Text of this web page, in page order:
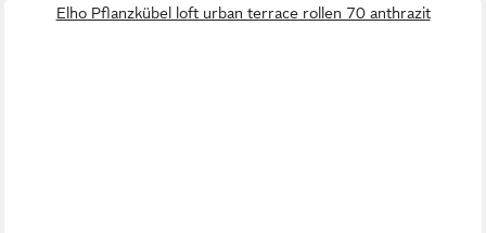
Elho Pflanzkübel loft urban terrace rollen 70 anthrazit